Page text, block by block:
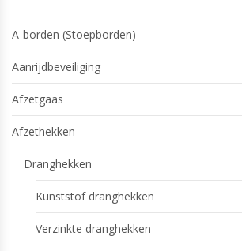
A-borden (Stoepborden)
Aanrijdbeveiliging
Afzetgaas
Afzethekken
Dranghekken
Kunststof dranghekken
Verzinkte dranghekken